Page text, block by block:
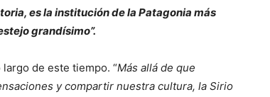
es la institución de la Patagonia más
grandísimo”.
de este tiempo. “Más allá de que
y compartir nuestra cultura, la Sirio